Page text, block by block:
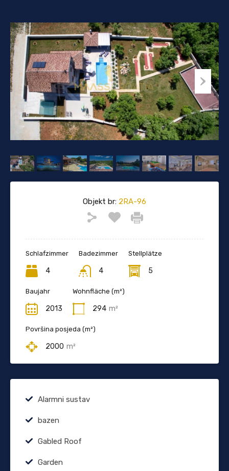
Objekt br: 2RA-96
Schlafzimmer
4
Badezimmer
4
Stellplätze
5
Baujahr
2013
Wohnfläche (m²)
294 m²
Površina posjeda (m²)
2000 m²
Alarmni sustav
bazen
Gabled Roof
Garden